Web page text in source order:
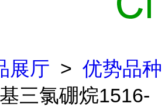
展厅 > 优势品种
三氯硼烷1516-